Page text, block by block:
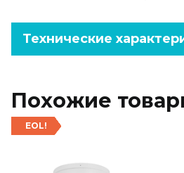
Технические
Похожие
EOL!